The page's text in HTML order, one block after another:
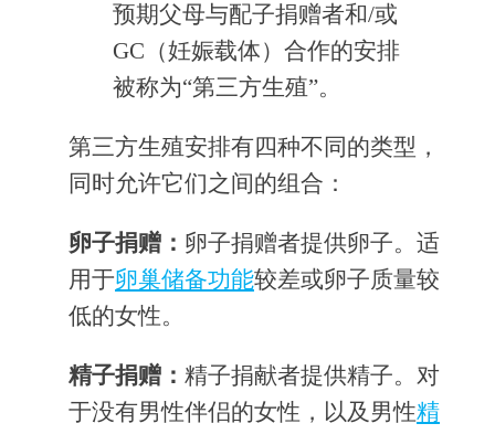
预期父母与配子捐赠者和/或
GC（妊娠载体）合作的安排
被称为“第三方生殖”。
第三方生殖安排有四种不同的类型，
同时允许它们之间的组合：
卵子捐赠： 卵子捐赠者提供卵子。适
用于卵巢储备功能较差或卵子质量较
低的女性。
精子捐赠： 精子捐献者提供精子。对
于没有男性伴侣的女性，以及男性精